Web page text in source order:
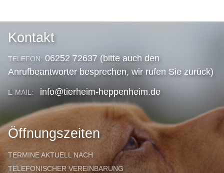
Kontakt
TELEFON: 06252 72637 (bitte auch den
Anrufbeantworter besprechen, wir rufen Sie zurück)
E-MAIL: info@tierheim-heppenheim.de
Öffnungszeiten
TERMINE AKTUELL NACH
TELEFONISCHER VEREINBARUNG